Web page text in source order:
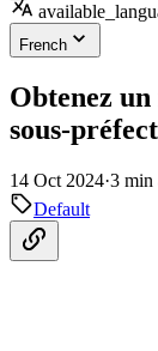
French
Obtenez
sous-
14 Oct 2024·3 min
Default